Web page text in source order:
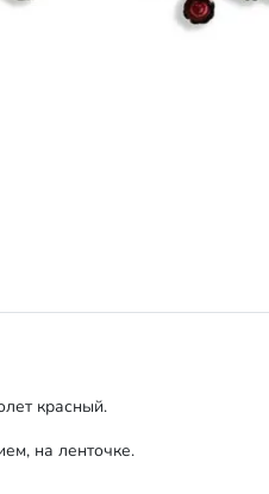
красный.
на ленточке.